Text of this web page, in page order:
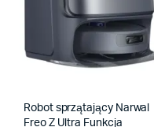
Robot sprzątający Narwal
Freo Z Ultra Funkcja